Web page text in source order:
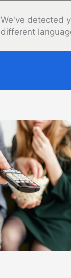
We've detected
different